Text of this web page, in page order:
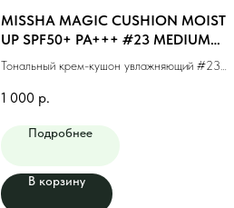
MISSHA MAGIC CUSHION MOIST
UP SPF50+ PA+++ #23 MEDIUM
BEIGE (15g)
Тональный крем-кушон увлажняющий #23
1 000 р.
Подробнее
В корзину